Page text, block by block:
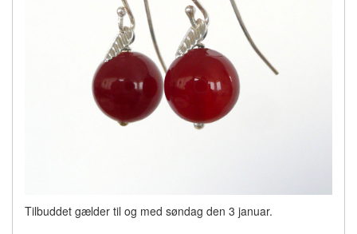
Tilbuddet gælder til og med søndag den 3 januar.